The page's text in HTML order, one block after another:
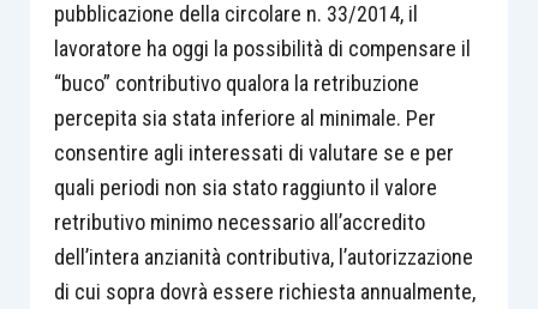
pubblicazione della circolare n. 33/2014, il
lavoratore ha oggi la possibilità di compensare il
“buco” contributivo qualora la retribuzione
percepita sia stata inferiore al minimale. Per
consentire agli interessati di valutare se e per
quali periodi non sia stato raggiunto il valore
retributivo minimo necessario all’accredito
dell’intera anzianità contributiva, l’autorizzazione
di cui sopra dovrà essere richiesta annualmente,